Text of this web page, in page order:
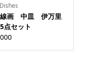
線画 中皿 伊万里
セット